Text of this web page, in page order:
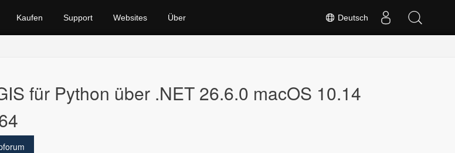
Deutsch
Kaufen Support Websites Über
für Python über .NET 26.6.0 macOS 10.14